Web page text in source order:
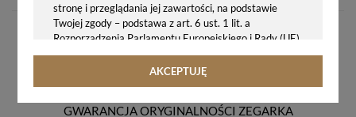
stronę i przeglądania jej zawartości, na podstawie
Twojej zgody – podstawa z art. 6 ust. 1 lit. a
Rozporządzenia Parlamentu Europejskiego i Rady (UE)
2016/679 z 27.04.2016 r. w sprawie ochrony osób
fizycznych w związku z przetwarzaniem danych
rozporządzenie o ochronie danych, tj. RODO).
AKCEPTUJĘ
GWARANCJA ORYGINALNOŚCI ZEGARKA